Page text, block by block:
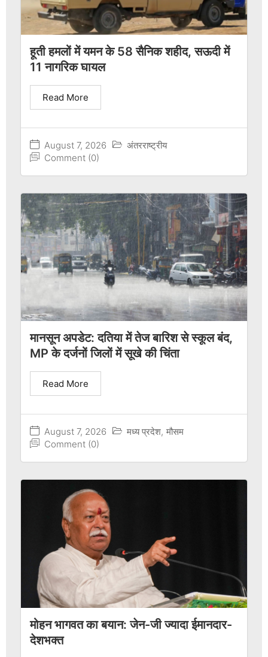
हूती हमलों में यमन के 58 सैनिक शहीद, सऊदी में
11 नागरिक घायल
August 7, 2026
अंतरराष्ट्रीय
Comment (0)
Read More
मानसून अपडेट: दतिया में तेज बारिश से स्कूल बंद,
MP के दर्जनों जिलों में सूखे की चिंता
August 7, 2026 मध्य प्रदेश, मौसम
Comment (0)
Read More
मोहन भागवत का बयान: जेन-जी ज्यादा ईमानदार-
देशभक्त